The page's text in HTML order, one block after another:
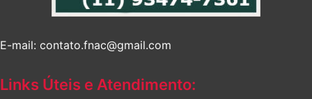
E-mail: contato.fnac@gmail.com
Links Úteis e Atendimento: